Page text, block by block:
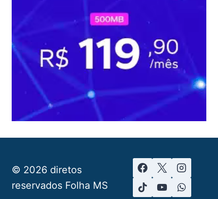
© 2026 diretos
reservados Folha MS